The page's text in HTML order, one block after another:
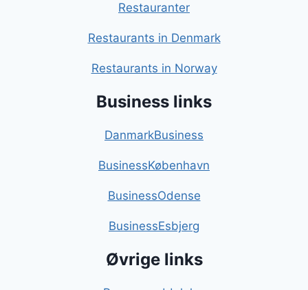
Restauranter
Restaurants in Denmark
Restaurants in Norway
Business links
DanmarkBusiness
BusinessKøbenhavn
BusinessOdense
BusinessEsbjerg
Øvrige links